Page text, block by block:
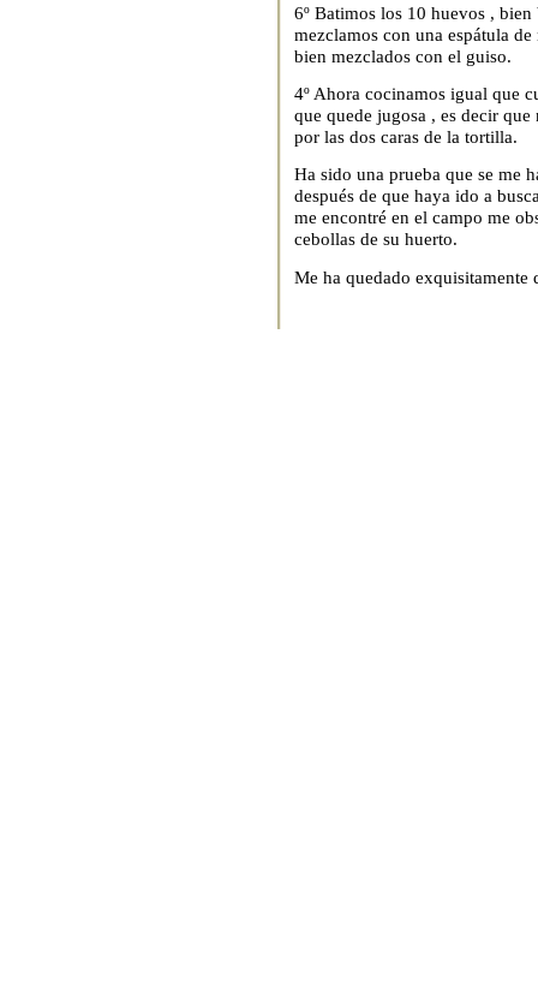
6º Batimos los 10 huevos ,
mezclamos con una espátula
bien mezclados con el guiso.
4º Ahora cocinamos igual que
que quede jugosa , es decir
por las dos caras de la tortilla.
Ha sido una prueba que se me
después de que haya ido a
me encontré en el campo me
cebollas de su huerto.
Me ha quedado